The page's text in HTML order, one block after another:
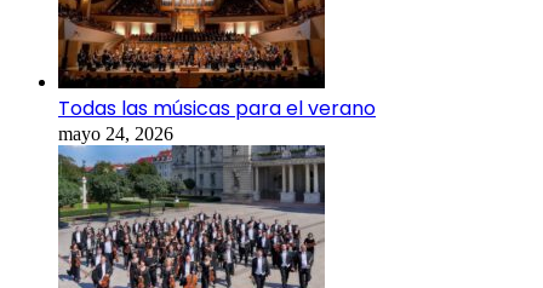
Todas las músicas para el verano
mayo 24, 2026